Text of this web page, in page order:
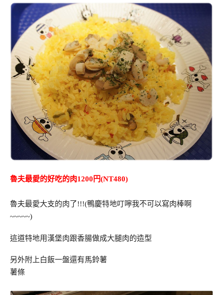
魯夫最愛的好吃的肉1200円(NT480)
魯夫最愛大支的肉了!!!(鴨慶特地叮嚀我不可以寫肉棒啊
~~~~~)
這道特地用漢堡肉跟香腸做成大腿肉的造型
另外附上白飯一盤還有馬鈴薯
薯條